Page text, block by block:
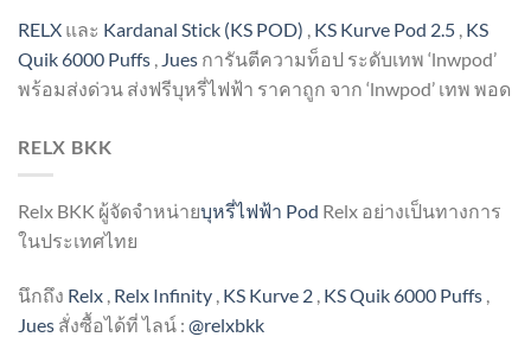
RELX และ Kardanal Stick (KS POD) KS Kurve Pod 2.5 KS
Quik 6000 Puffs
Jues การันตีความท็อป ระดับเทพ ‘lnwpod’
พร้อมส่งด่วน ส่งฟรีบุหรี่ไฟฟ้า ราคาถูก จาก ‘lnwpod’ เทพ พอด
RELX BKK
Relx BKK ผู้จัดจำหน่ายบุหรี่ไฟฟ้า Pod Relx อย่างเป็นทางการ
ในประเทศไทย
นึกถึง Relx , Relx Infinity , KS Kurve 2 , KS Quik 6000 Puffs ,
Jues สั่งซื้อได้ที่ ไลน์ : @relxbkk